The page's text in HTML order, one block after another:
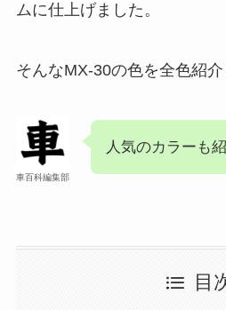
ムに仕上げました。
そんなMX-30の色を全色紹介
車百科編集部
人気のカラーも
目